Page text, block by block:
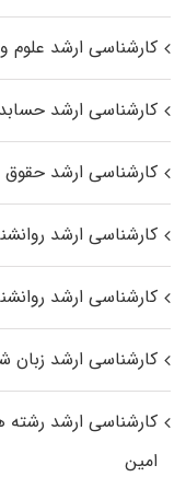
کارشناسی ارشد علوم
کارشناسی ارشد
کارشناسی ارشد حقوق
کارشناسی ارشد
کارشناسی ارشد
کارشناسی ارشد زبان
کارشناسی ارشد
اﻣﻴﻦ